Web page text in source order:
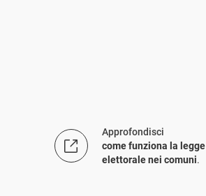
Approfondisci
come funziona la legge
elettorale nei comuni.